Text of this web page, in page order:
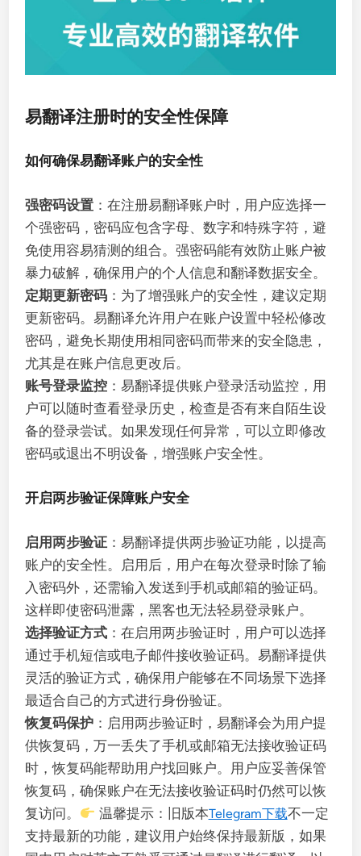
易翻译注册时的安全性保障
如何确保易翻译账户的安全性
强密码设置 ：在注册易翻译账户时，用户应选择一
个强密码，密码应包含字母、数字和特殊字符，避
免使用容易猜测的组合。强密码能有效防止账户被
暴力破解，确保用户的个人信息和翻译数据安全。
定期更新密码 ：为了增强账户的安全性，建议定期
更新密码。易翻译允许用户在账户设置中轻松修改
密码，避免长期使用相同密码而带来的安全隐患，
尤其是在账户信息更改后。
账号登录监控 ：易翻译提供账户登录活动监控，用
户可以随时查看登录历史，检查是否有来自陌生设
备的登录尝试。如果发现任何异常，可以立即修改
密码或退出不明设备，增强账户安全性。
开启两步验证保障账户安全
启用两步验证 ：易翻译提供两步验证功能，以提高
账户的安全性。启用后，用户在每次登录时除了输
入密码外，还需输入发送到手机或邮箱的验证码。
这样即使密码泄露，黑客也无法轻易登录账户。
选择验证方式 ：在启用两步验证时，用户可以选择
通过手机短信或电子邮件接收验证码。易翻译提供
灵活的验证方式，确保用户能够在不同场景下选择
最适合自己的方式进行身份验证。
恢复码保护 ：启用两步验证时，易翻译会为用户提
供恢复码，万一丢失了手机或邮箱无法接收验证码
时，恢复码能帮助用户找回账户。用户应妥善保管
恢复码，确保账户在无法接收验证码时仍然可以恢
复访问。
温馨提示：旧版本Telegram下载不一定
支持最新的功能，建议用户始终保持最新版，如果